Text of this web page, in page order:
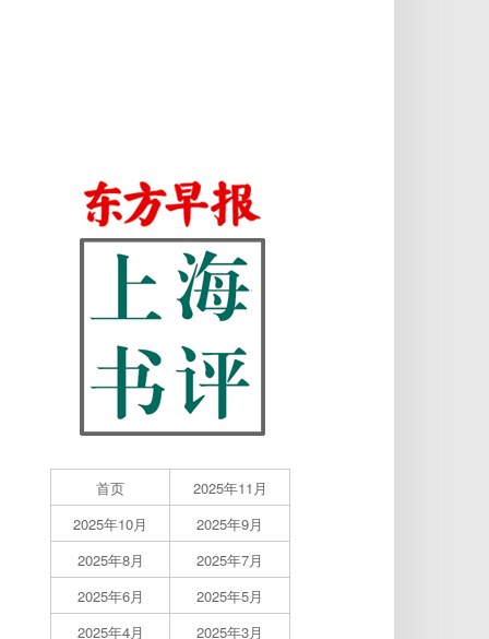
首页
2025年11月
2025年10月
2025年9月
2025年8月
2025年7月
2025年6月
2025年5月
2025年4月
2025年3月